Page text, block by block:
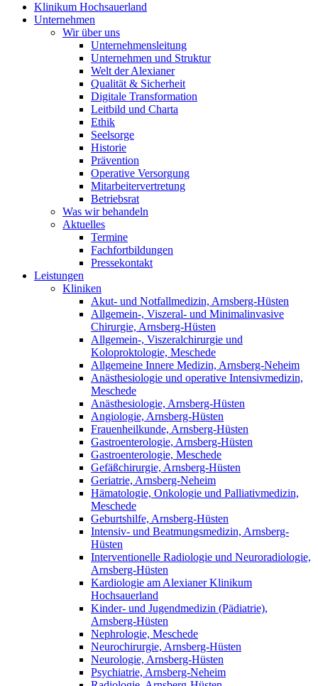
Klinikum Hochsauerland
Unternehmen
Wir über uns
Unternehmensleitung
Unternehmen und Struktur
Welt der Alexianer
Qualität & Sicherheit
Digitale Transformation
Leitbild und Charta
Ethik
Seelsorge
Historie
Prävention
Operative Versorgung
Mitarbeitervertretung
Betriebsrat
Was wir behandeln
Aktuelles
Termine
Fachfortbildungen
Pressekontakt
Leistungen
Kliniken
Akut- und Notfallmedizin, Arnsberg-Hüsten
Allgemein-, Viszeral- und Minimalinvasive
Chirurgie, Arnsberg-Hüsten
Allgemein-, Viszeralchirurgie und
Koloproktologie, Meschede
Allgemeine Innere Medizin, Arnsberg-Neheim
Anästhesiologie und operative Intensivmedizin,
Meschede
Anästhesiologie, Arnsberg-Hüsten
Angiologie, Arnsberg-Hüsten
Frauenheilkunde, Arnsberg-Hüsten
Gastroenterologie, Arnsberg-Hüsten
Gastroenterologie, Meschede
Gefäßchirurgie, Arnsberg-Hüsten
Geriatrie, Arnsberg-Neheim
Hämatologie, Onkologie und Palliativmedizin,
Meschede
Geburtshilfe, Arnsberg-Hüsten
Intensiv- und Beatmungsmedizin, Arnsberg-
Hüsten
Interventionelle Radiologie und Neuroradiologie,
Arnsberg-Hüsten
Kardiologie am Alexianer Klinikum
Hochsauerland
Kinder- und Jugendmedizin (Pädiatrie),
Arnsberg-Hüsten
Nephrologie, Meschede
Neurochirurgie, Arnsberg-Hüsten
Neurologie, Arnsberg-Hüsten
Psychiatrie, Arnsberg-Neheim